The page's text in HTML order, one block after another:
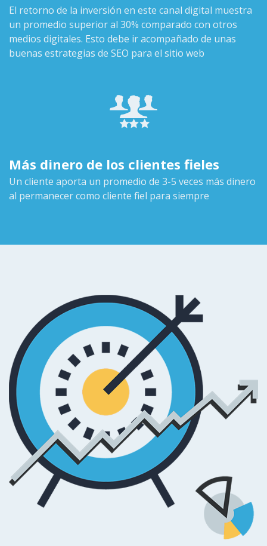
El retorno de la inversión en este canal digital muestra
un promedio superior al 30% comparado con otros
medios digitales. Esto debe ir acompañado de unas
buenas estrategias de SEO para el sitio web
Más dinero de los clientes fieles
Un cliente aporta un promedio de 3-5 veces más dinero
al permanecer como cliente fiel para siempre